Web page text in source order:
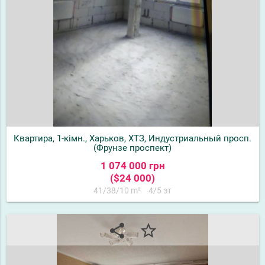
Квартира, 1-кімн., Харьков, ХТЗ, Индустриальный просп.
(Фрунзе проспект)
1 074 000 грн
($24 000)
41/38/10 m² 4/5 эт
share star_border